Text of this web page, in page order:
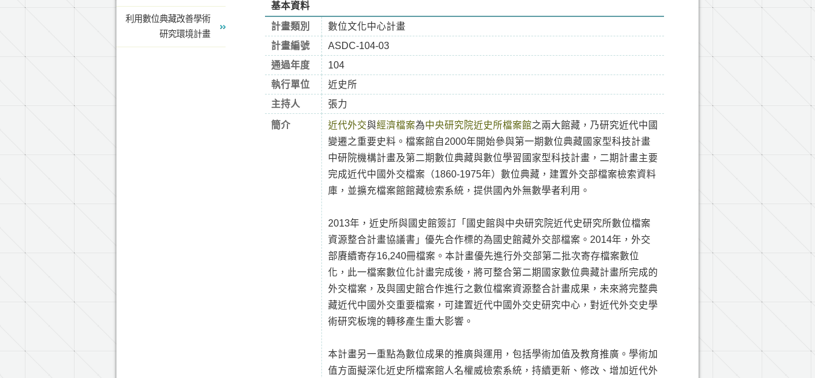
基本資料
計畫類別
數位文化中心計畫
計畫編號
ASDC-104-03
通過年度
104
執行單位
近史所
主持人
張力
簡介 近代外交與經濟檔案為中央研究院近史所檔案館之兩大館藏，乃研究近代中國
變遷之重要史料。檔案館自2000年開始參與第一期數位典藏國家型科技計畫
中研院機構計畫及第二期數位典藏與數位學習國家型科技計畫，二期計畫主要
完成近代中國外交檔案（1860-1975年）數位典藏，建置外交部檔案檢索資料
庫，並擴充檔案館館藏檢索系統，提供國內外無數學者利用。
2013年，近史所與國史館簽訂「國史館與中央研究院近代史研究所數位檔案
資源整合計畫協議書」優先合作標的為國史館藏外交部檔案。2014年，外交
部賡續寄存16,240冊檔案。本計畫優先進行外交部第二批次寄存檔案數位
化，此一檔案數位化計畫完成後，將可整合第二期國家數位典藏計畫所完成的
外交檔案，及與國史館合作進行之數位檔案資源整合計畫成果，未來將完整典
藏近代中國外交重要檔案，可建置近代中國外交史研究中心，對近代外交史學
術研究板塊的轉移產生重大影響。
本計畫另一重點為數位成果的推廣與運用，包括學術加值及教育推廣。學術加
值方面擬深化近史所檔案館人名權威檢索系統，持續更新、修改、增加近代外
利用數位典藏改善學術
研究環境計畫